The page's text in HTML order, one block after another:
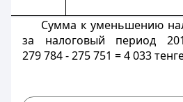
Сумма к уменьшению
за налоговый период
279 784 - 275 751 = 4 033